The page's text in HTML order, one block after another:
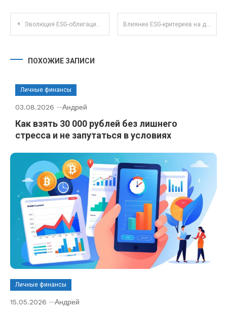
Навигация по записям
Эволюция ESG-облигаций: как экологические стандарты влияют на долговые инструменты в 2025 году Влияние ESG-критериев на доходность ПИФов: как устойчивые инвестиции меняют рынок
ПОХОЖИЕ ЗАПИСИ
Личные финансы
03.08.2026 Андрей
Как взять 30 000 рублей без лишнего
стресса и не запутаться в условиях
Личные финансы
15.05.2026 Андрей